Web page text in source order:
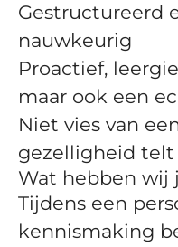
Gestructureerd
nauwkeurig
Proactief,
maar ook een
Niet vies van
gezelligheid telt
Wat hebben wij
Tijdens een
kennismaking